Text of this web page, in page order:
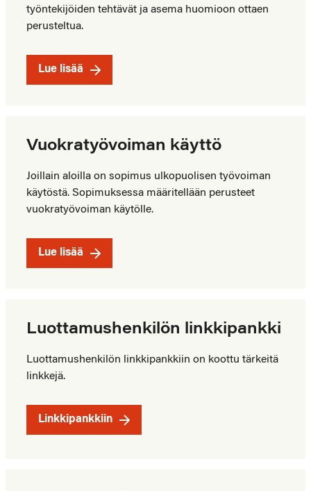
työntekijöiden tehtävät ja asema huomioon ottaen
perusteltua.
Lue lisää
Vuokratyövoiman käyttö
Joillain aloilla on sopimus ulkopuolisen työvoiman
käytöstä. Sopimuksessa määritellään perusteet
vuokratyövoiman käytölle.
Lue lisää
Luottamushenkilön linkkipankki
Luottamushenkilön linkkipankkiin on koottu tärkeitä
linkkejä.
Linkkipankkiin